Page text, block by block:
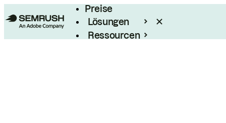
Preise
Lösungen
Ressourcen